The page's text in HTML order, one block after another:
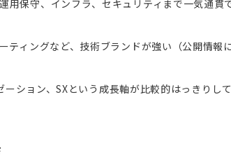
用保守、インフラ、セキュリティまで一気通貫
ティングなど、技術ブランドが強い（公開情報
ション、SXという成長軸が比較的はっきりして